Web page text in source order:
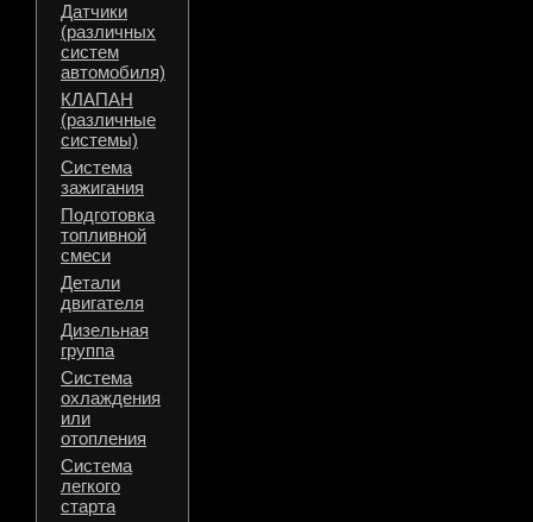
Датчики
(различных
систем
автомобиля)
КЛАПАН
(различные
системы)
Система
зажигания
Подготовка
топливной
смеси
Детали
двигателя
Дизельная
группа
Система
охлаждения
или
отопления
Система
легкого
старта